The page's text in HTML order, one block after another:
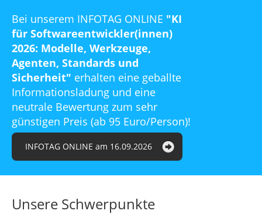
Bei unserem INFOTAG ONLINE "KI
für Softwareentwickler(innen)
2026: Modelle, Werkzeuge,
Agenten, Standards und
Sicherheit" erhalten eine geballte
Informationsladung und eine
neutrale Bewertung zum sehr
günstigen Preis (ab 95 Euro/Person)!
INFOTAG ONLINE am 16.09.2026
Unsere Schwerpunkte